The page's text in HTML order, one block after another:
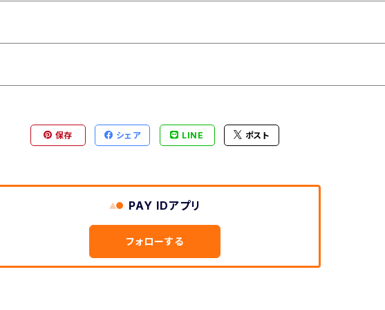
保存 シェア LINE ポスト
PAY IDアプリ
フォローする